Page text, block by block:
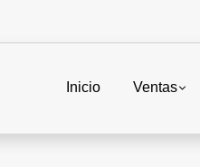
Inicio Ventas